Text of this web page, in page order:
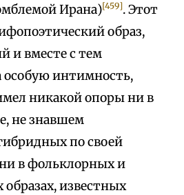
Ирана)[459]. Этот
образ,
и вместе с тем
интимность,
никакой опоры ни в
не знавшем
по своей
в фольклорных и
известных